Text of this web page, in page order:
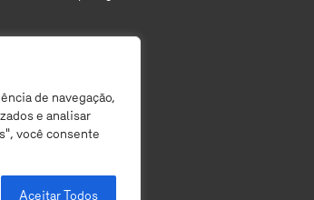
de navegação,
e analisar
você consente
Aceitar Todos